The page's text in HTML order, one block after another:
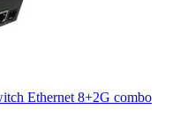
Ethernet 8+2G combo